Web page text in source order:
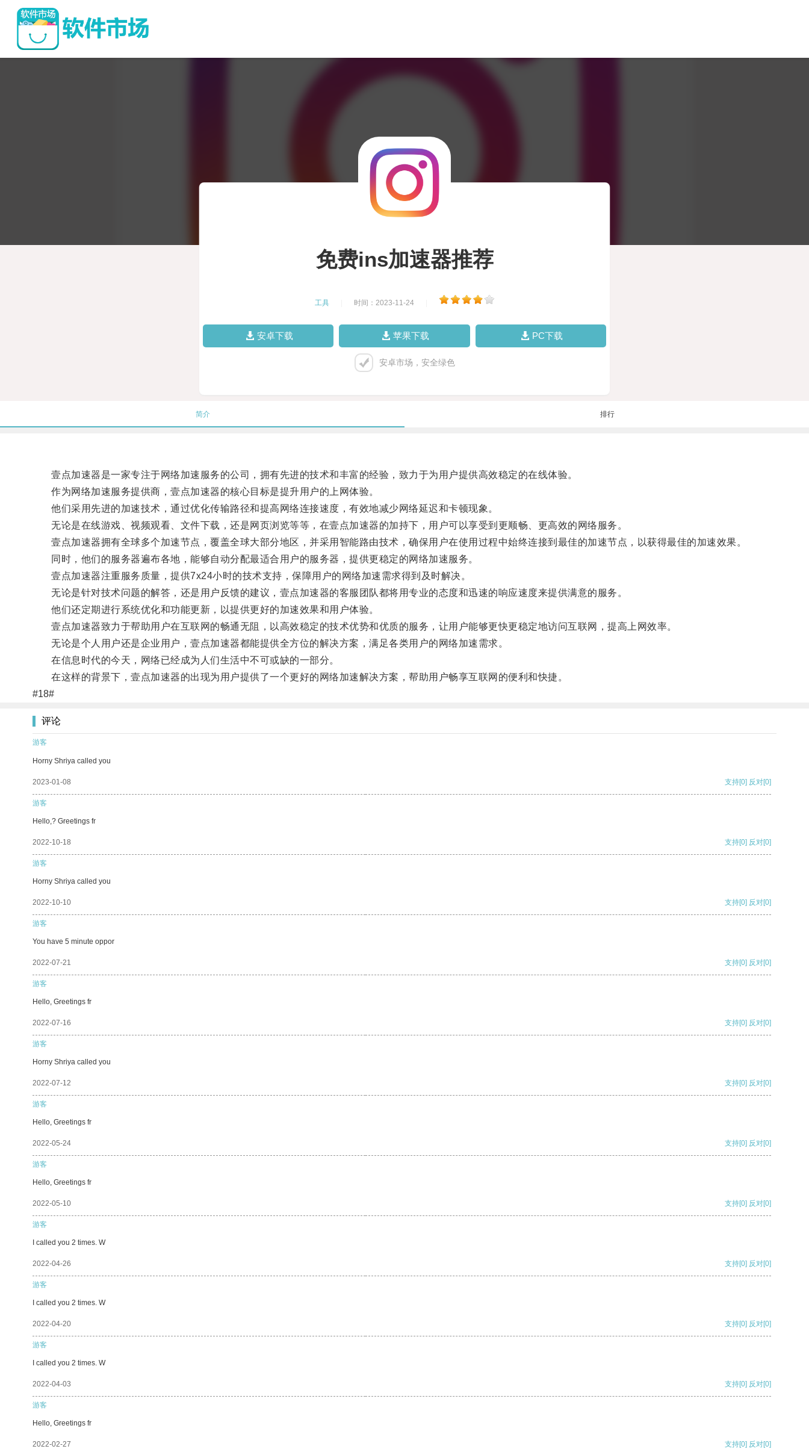
免费ins加速器推荐
工具 时间：2023-11-24
安卓下载 苹果下载 PC下载
安卓市场，安全绿色
简介 排行
壹点加速器是一家专注于网络加速服务的公司，拥有先进的技术和丰富的经验，致力于为用户提供高效稳定的在线体验。
作为网络加速服务提供商，壹点加速器的核心目标是提升用户的上网体验。
他们采用先进的加速技术，通过优化传输路径和提高网络连接速度，有效地减少网络延迟和卡顿现象。
无论是在线游戏、视频观看、文件下载，还是网页浏览等等，在壹点加速器的加持下，用户可以享受到更顺畅、更高效的网络服务。
壹点加速器拥有全球多个加速节点，覆盖全球大部分地区，并采用智能路由技术，确保用户在使用过程中始终连接到最佳的加速节点，以获得最佳的加速效果。
同时，他们的服务器遍布各地，能够自动分配最适合用户的服务器，提供更稳定的网络加速服务。
壹点加速器注重服务质量，提供7x24小时的技术支持，保障用户的网络加速需求得到及时解决。
无论是针对技术问题的解答，还是用户反馈的建议，壹点加速器的客服团队都将用专业的态度和迅速的响应速度来提供满意的服务。
他们还定期进行系统优化和功能更新，以提供更好的加速效果和用户体验。
壹点加速器致力于帮助用户在互联网的畅通无阻，以高效稳定的技术优势和优质的服务，让用户能够更快更稳定地访问互联网，提高上网效率。
无论是个人用户还是企业用户，壹点加速器都能提供全方位的解决方案，满足各类用户的网络加速需求。
在信息时代的今天，网络已经成为人们生活中不可或缺的一部分。
在这样的背景下，壹点加速器的出现为用户提供了一个更好的网络加速解决方案，帮助用户畅享互联网的便利和快捷。
#18#
评论
游客
Horny Shriya called you
2023-01-08 支持[0] 反对[0]
游客
Hello,? Greetings fr
2022-10-18 支持[0] 反对[0]
游客
Horny Shriya called you
2022-10-10 支持[0] 反对[0]
游客
You have 5 minute oppor
2022-07-21 支持[0] 反对[0]
游客
Hello, Greetings fr
2022-07-16 支持[0] 反对[0]
游客
Horny Shriya called you
2022-07-12 支持[0] 反对[0]
游客
Hello, Greetings fr
2022-05-24 支持[0] 反对[0]
游客
Hello, Greetings fr
2022-05-10 支持[0] 反对[0]
游客
I called you 2 times. W
2022-04-26 支持[0] 反对[0]
游客
I called you 2 times. W
2022-04-20 支持[0] 反对[0]
游客
I called you 2 times. W
2022-04-03 支持[0] 反对[0]
游客
Hello, Greetings fr
2022-02-27 支持[0] 反对[0]